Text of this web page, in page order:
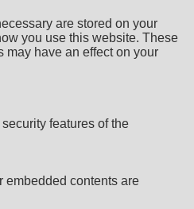
are stored on your
you use this website. These
may have an effect on your
features of the
embedded contents are